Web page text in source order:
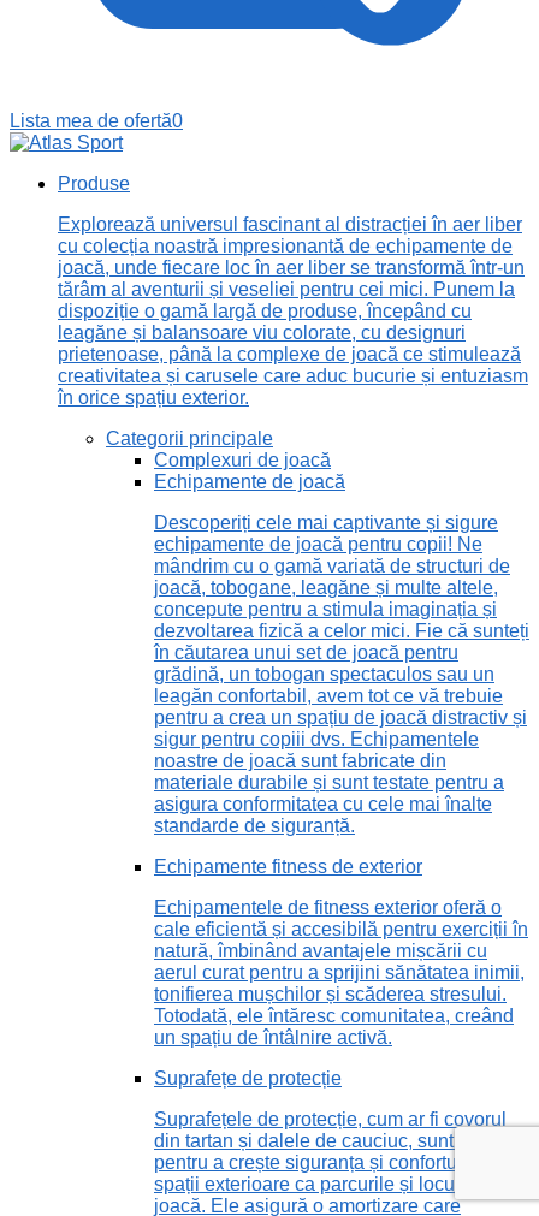
Lista mea de ofertă0
Produse
Explorează universul fascinant al distracției în aer liber
cu colecția noastră impresionantă de echipamente de
joacă, unde fiecare loc în aer liber se transformă într-un
tărâm al aventurii și veseliei pentru cei mici. Punem la
dispoziție o gamă largă de produse, începând cu
leagăne și balansoare viu colorate, cu designuri
prietenoase, până la complexe de joacă ce stimulează
creativitatea și carusele care aduc bucurie și entuziasm
în orice spațiu exterior.
Categorii principale
Complexuri de joacă
Echipamente de joacă
Descoperiți cele mai captivante și sigure
echipamente de joacă pentru copii! Ne
mândrim cu o gamă variată de structuri de
joacă, tobogane, leagăne și multe altele,
concepute pentru a stimula imaginația și
dezvoltarea fizică a celor mici. Fie că sunteți
în căutarea unui set de joacă pentru
grădină, un tobogan spectaculos sau un
leagăn confortabil, avem tot ce vă trebuie
pentru a crea un spațiu de joacă distractiv și
sigur pentru copiii dvs. Echipamentele
noastre de joacă sunt fabricate din
materiale durabile și sunt testate pentru a
asigura conformitatea cu cele mai înalte
standarde de siguranță.
Echipamente fitness de exterior
Echipamentele de fitness exterior oferă o
cale eficientă și accesibilă pentru exerciții în
natură, îmbinând avantajele mișcării cu
aerul curat pentru a sprijini sănătatea inimii,
tonifierea mușchilor și scăderea stresului.
Totodată, ele întăresc comunitatea, creând
un spațiu de întâlnire activă.
Suprafețe de protecție
Suprafețele de protecție, cum ar fi covorul
din tartan și dalele de cauciuc, sunt vitale
pentru a crește siguranța și confortul în
spații exterioare ca parcurile și locurile de
joacă. Ele asigură o amortizare care